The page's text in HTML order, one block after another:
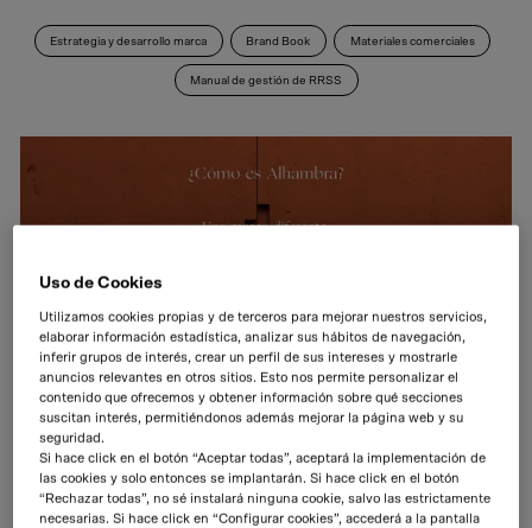
Estrategia y desarrollo marca Brand Book Materiales comerciales
Manual de gestión de RRSS
Punto de partida
Cervezas Alhambra trabaja la calidad y el máximo cuidado por los
Uso de Cookies
Utilizamos cookies propias y de terceros para mejorar nuestros servicios,
elaborar información estadística, analizar sus hábitos de navegación,
inferir grupos de interés, crear un perfil de sus intereses y mostrarle
anuncios relevantes en otros sitios. Esto nos permite personalizar el
contenido que ofrecemos y obtener información sobre qué secciones
suscitan interés, permitiéndonos además mejorar la página web y su
seguridad.
Si hace click en el botón “Aceptar todas”, aceptará la implementación de
las cookies y solo entonces se implantarán. Si hace click en el botón
“Rechazar todas”, no sé instalará ninguna cookie, salvo las estrictamente
necesarias. Si hace click en “Configurar cookies”, accederá a la pantalla